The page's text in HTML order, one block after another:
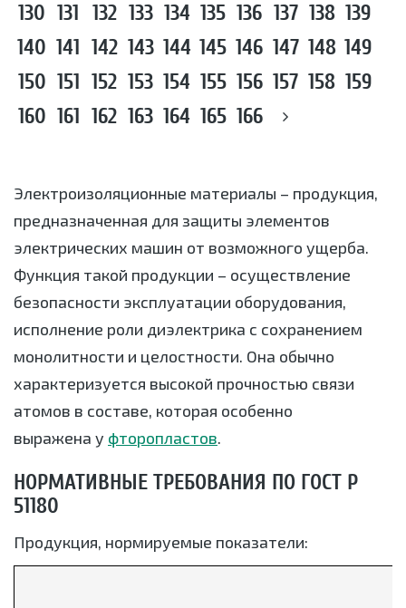
130 131 132 133 134 135 136 137 138 139
140 141 142 143 144 145 146 147 148 149
150 151 152 153 154 155 156 157 158 159
160 161 162 163 164 165 166
Электроизоляционные материалы – продукция,
предназначенная для защиты элементов
электрических машин от возможного ущерба.
Функция такой продукции – осуществление
безопасности эксплуатации оборудования,
исполнение роли диэлектрика с сохранением
монолитности и целостности. Она обычно
характеризуется высокой прочностью связи
атомов в составе, которая особенно
выражена у фторопластов.
НОРМАТИВНЫЕ ТРЕБОВАНИЯ ПО ГОСТ Р
51180
Продукция, нормируемые показатели: